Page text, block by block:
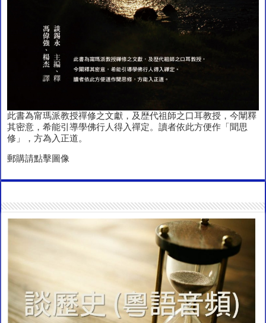
此書為甯瑪派教授禪修之文獻，及歴代祖師之口耳教授，今闡釋
其密意，希能引導學佛行人得入禪定。讀者依此方便作「聞思
修」，方為入正道。
郵購請點擊圖像